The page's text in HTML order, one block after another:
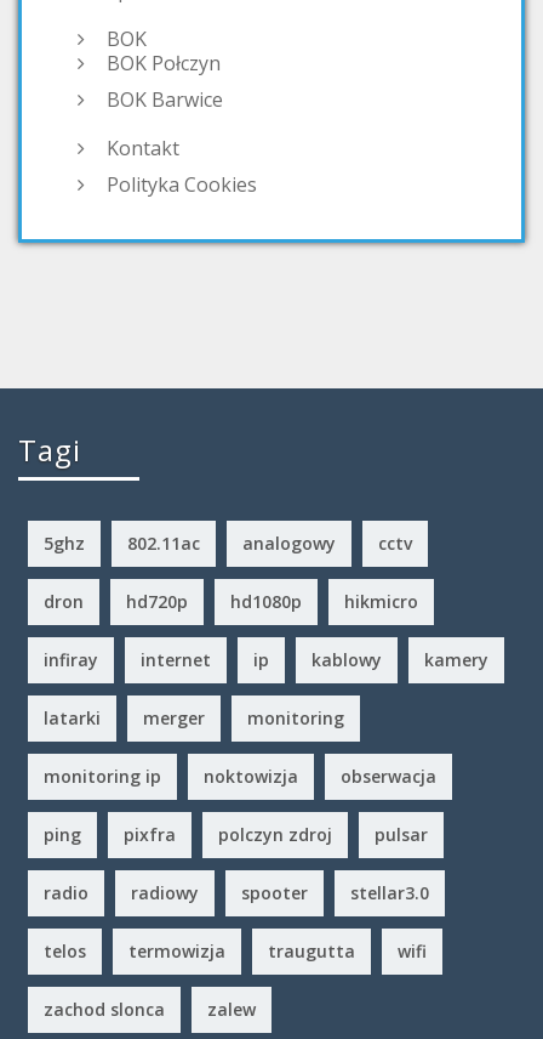
BOK
BOK Połczyn
BOK Barwice
Kontakt
Polityka Cookies
Tagi
5ghz 802.11ac analogowy cctv
dron hd720p hd1080p hikmicro
infiray internet ip kablowy kamery
latarki merger monitoring
monitoring ip noktowizja obserwacja
ping pixfra polczyn zdroj pulsar
radio radiowy spooter stellar3.0
telos termowizja traugutta wifi
zachod slonca zalew